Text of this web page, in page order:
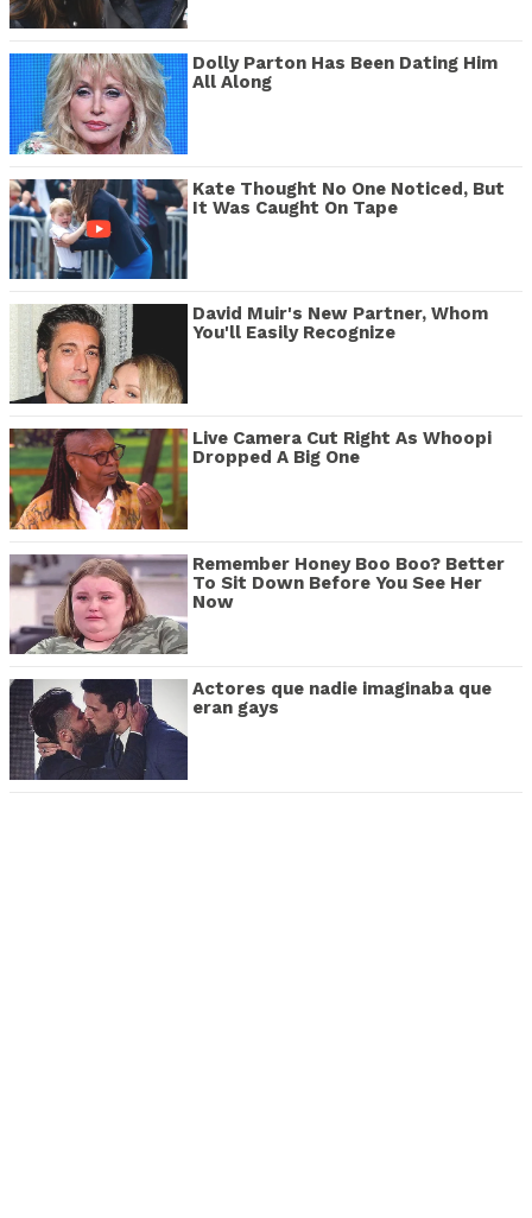
Dolly Parton Has Been Dating Him
All Along
Kate Thought No One Noticed, But
It Was Caught On Tape
David Muir's New Partner, Whom
You'll Easily Recognize
Live Camera Cut Right As Whoopi
Dropped A Big One
Remember Honey Boo Boo? Better
To Sit Down Before You See Her
Now
Actores que nadie imaginaba que
eran gays